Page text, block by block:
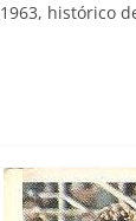
histórico